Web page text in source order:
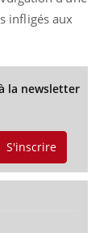
infligés aux
la newsletter
S'inscrire